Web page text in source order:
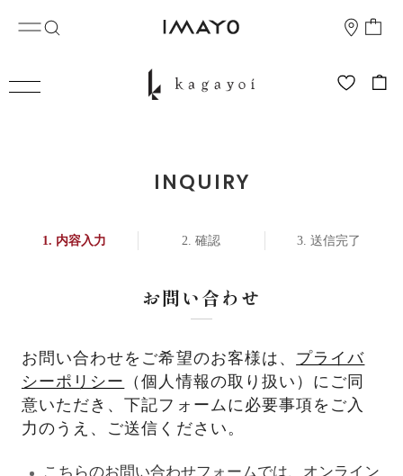
INQUIRY
内容入力 確認 送信完了
お問い合わせ
お問い合わせをご希望のお客様は、 プライバ
シーポリシー
（個人情報の取り扱い）にご同
意いただき、下記フォームに必要事項をご入
力のうえ、ご送信ください。
こちらのお問い合わせフォームでは、オンライン